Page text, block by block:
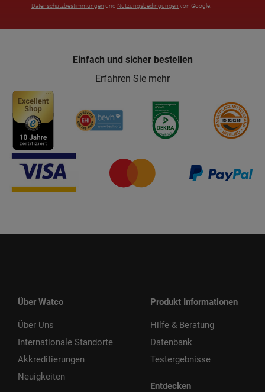
Datenschutzbestimmungen und Nutzungsbedingungen von Google.
Einfach und sicher bestellen
Erfahren Sie mehr
Über Watco
Über Uns
Internationale Standorte
Akkreditierungen
Neuigkeiten
Produkt Informationen
Hilfe & Beratung
Datenbank
Testergebnisse
Entdecken